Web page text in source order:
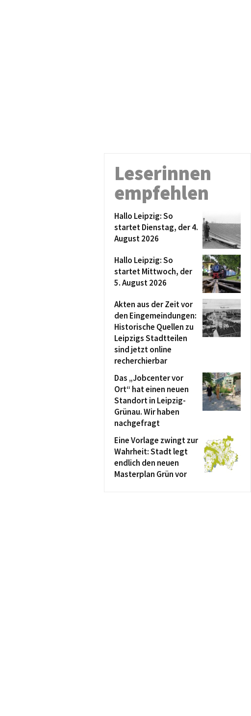
Leserinnen
empfehlen
Hallo Leipzig: So
startet Dienstag, der 4.
August 2026
Hallo Leipzig: So
startet Mittwoch, der
5. August 2026
Akten aus der Zeit vor
den Eingemeindungen:
Historische Quellen zu
Leipzigs Stadtteilen
sind jetzt online
recherchierbar
Das „Jobcenter vor
Ort“ hat einen neuen
Standort in Leipzig-
Grünau. Wir haben
nachgefragt
Eine Vorlage zwingt zur
Wahrheit: Stadt legt
endlich den neuen
Masterplan Grün vor